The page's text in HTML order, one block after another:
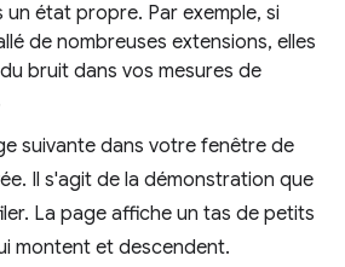
un état propre. Par exemple, si
de nombreuses extensions, elles
bruit dans vos mesures de
suivante dans votre fenêtre de
Il s'agit de la démonstration que
La page affiche un tas de petits
montent et descendent.